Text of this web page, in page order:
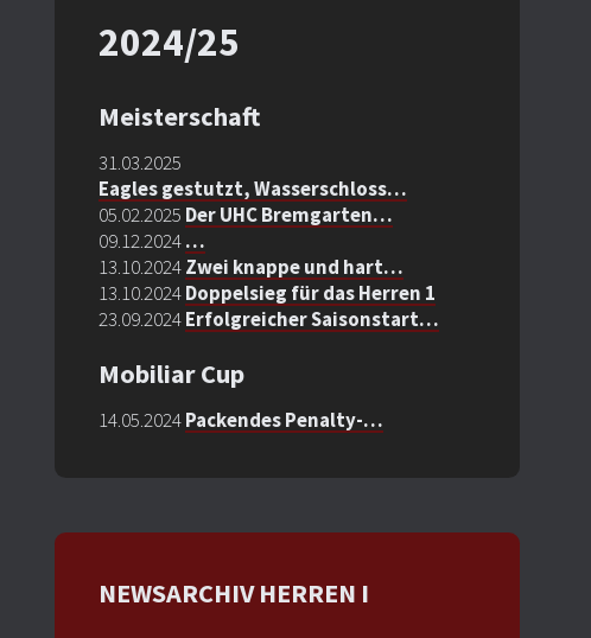
2024/25
Meisterschaft
31.03.2025
Eagles gestutzt, Wasserschloss…
05.02.2025 Der UHC Bremgarten…
09.12.2024…
13.10.2024Zwei knappe und hart…
13.10.2024Doppelsieg für das Herren 1
23.09.2024Erfolgreicher Saisonstart…
Mobiliar Cup
14.05.2024Packendes Penalty-…
NEWSARCHIV HERREN I